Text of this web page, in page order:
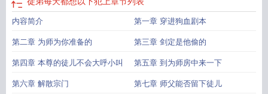
内容简介 第一章 穿进狗血剧本
第二章 为师为你准备的 第三章 剑定是他偷的
第四章 本尊的徒儿不会大呼小叫 第五章 到为师房中来一下
第六章 解散宗门 第七章 师父能否留下徒儿